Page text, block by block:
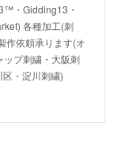
・Gidding13・
各種加工(刺
作依頼承ります(オ
ップ刺繍・大阪刺
・淀川刺繍)